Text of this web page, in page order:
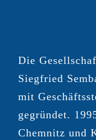
Die
Siegfried
mit
gegründet.
Chemnitz und